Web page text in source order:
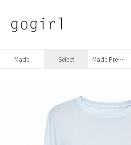
Made Select Made Premium denim